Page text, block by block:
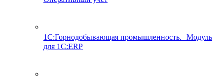
1С:Горнодобывающая промышленность. Модуль
для 1С:ERP